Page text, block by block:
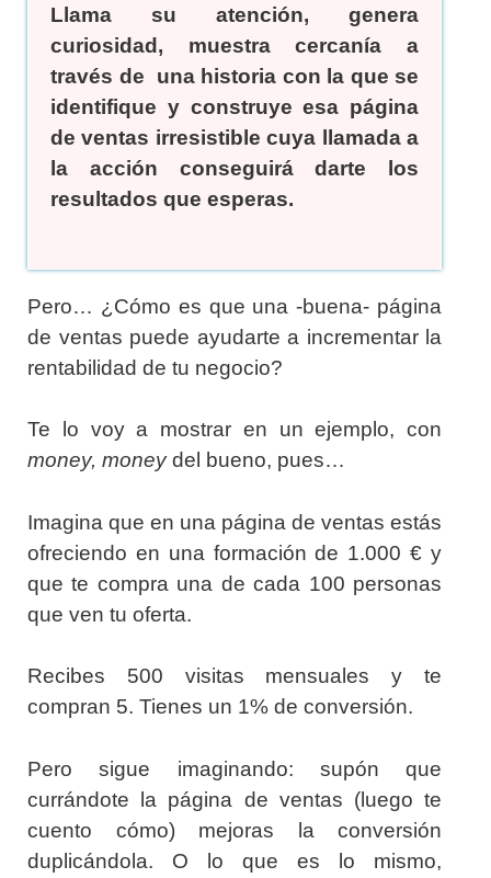
Llama su atención, genera
curiosidad, muestra cercanía a
través de una historia con la que se
identifique y construye esa página
de ventas irresistible cuya llamada a
la acción conseguirá darte los
resultados que esperas.
Pero… ¿Cómo es que una -buena- página
de ventas puede ayudarte a incrementar la
rentabilidad de tu negocio?
Te lo voy a mostrar en un ejemplo, con
money, moneydel bueno, pues…
Imagina que en una página de ventas estás
ofreciendo en una formación de 1.000 € y
que te compra una de cada 100 personas
que ven tu oferta.
Recibes 500 visitas mensuales y te
compran 5. Tienes un 1% de conversión.
Pero sigue imaginando: supón que
currándote la página de ventas (luego te
cuento cómo) mejoras la conversión
duplicándola. O lo que es lo mismo,